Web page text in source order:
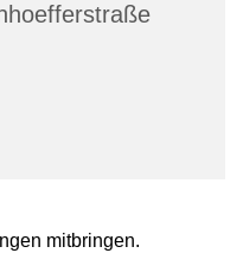
mitbringen.